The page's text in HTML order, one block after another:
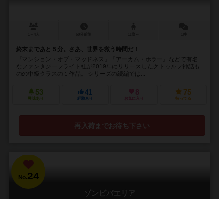
終末まであと５分。さあ、世界を救う時間だ！
『マンション・オブ・マッドネス』『アーカム・ホラー』などで有名
なファンタジーフライト社が2019年にリリースしたクトゥルフ神話も
のの中級クラスの１作品。 シリーズの続編では...
53
興味あり
41
経験あり
8
お気に入り
75
持ってる
再入荷までお待ち下さい
No.24
ゾンビパエリア